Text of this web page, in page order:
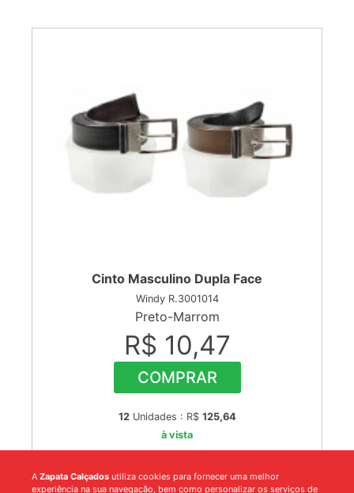
Cinto Masculino Dupla Face
Windy R.3001014
Preto-Marrom
R$ 10,47
COMPRAR
12Unidades : R$ 125,64
à vista
A Zapata Calçados utiliza cookies para fornecer uma melhor
experiência na sua navegação, bem como personalizar os serviços de